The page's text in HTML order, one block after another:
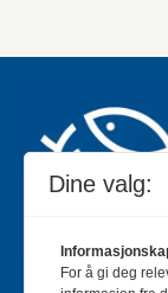
Jakt & Fiske er
Dine valg:
For å gi deg